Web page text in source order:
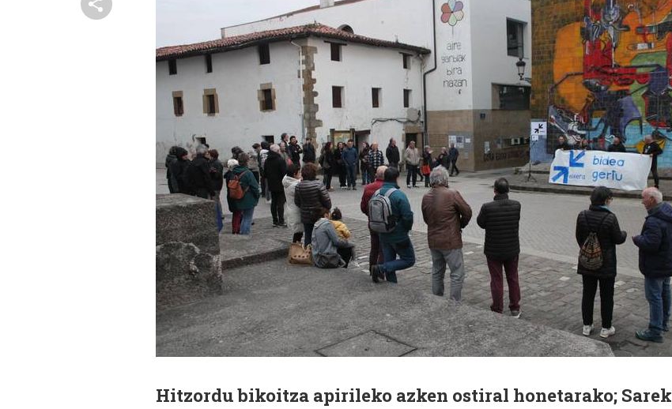
Hitzordu bikoitza apirileko azken ostiral honetarako; Sarek